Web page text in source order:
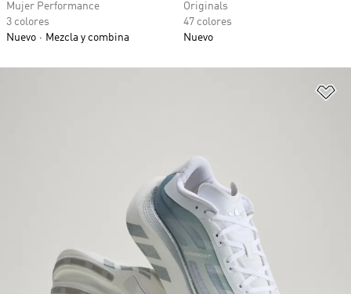
Mujer Performance
3 colores
Nuevo
Mezcla y combina
Originals
47 colores
Nuevo